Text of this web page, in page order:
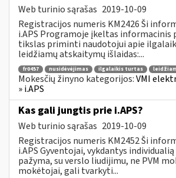
Web turinio sąrašas 2019-10-09
Registracijos numeris KM2426 Ši
i.APS Programoje įkeltas informacinis
tikslas priminti naudotojui apie
leidžiamų atskaitymų išlaidas:...
fr0457 nusidėvėjimas ilgalaikis turtas
Mokesčių žinyno kategorijos:VMI
» i.APS
Kas gali jungtis prie i.APS?
Web turinio sąrašas 2019-10-09
Registracijos numeris KM2452 Ši
i.APS Gyventojai, vykdantys
pažyma, su verslo liudijimu, ne PVM
mokėtojai, gali tvarkyti...